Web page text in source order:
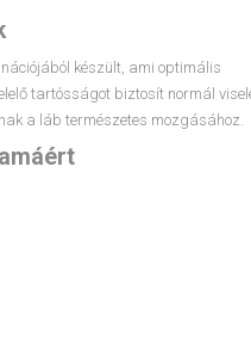
készült, ami optimális
tartósságot biztosít normál
a láb természetes mozgásához.